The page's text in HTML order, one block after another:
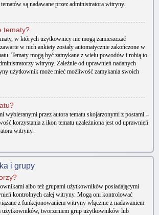
są nadawane przez administratora witryny.
tematy?
w których użytkownicy nie mogą zamieszczać
w nich ankiety zostały automatycznie zakończone w
Tematy mogą być zamykane z wielu powodów i robią to
witryny. Zależnie od uprawnień nadanych
użytkownik może mieć możliwość zamykania swoich
wybieranymi przez autora tematu skojarzonymi z postami –
korzystania z ikon tematu uzależniona jest od uprawnień
witryny.
i grupy
albo też grupami użytkowników posiadającymi
kontrolnych całej witryny. Mogą oni kontrolować
z funkcjonowaniem witryny włącznie z nadawaniem
użytkowników, tworzeniem grup użytkowników lub